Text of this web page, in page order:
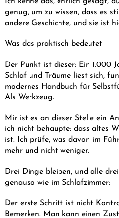
genug, um zu wissen, dass es
andere Geschichte, und sie ist
Was das praktisch bedeutet
Der Punkt ist dieser: Ein 1.000
Schlaf und Träume liest sich,
modernes Handbuch für
Als Werkzeug.
Mir ist es an dieser Stelle ein
ich nicht behaupte: dass altes
ist. Ich prüfe, was davon im
mehr und nicht weniger.
Drei Dinge bleiben, und alle
genauso wie im Schlafzimmer:
Der erste Schritt ist nicht
Bemerken. Man kann einen